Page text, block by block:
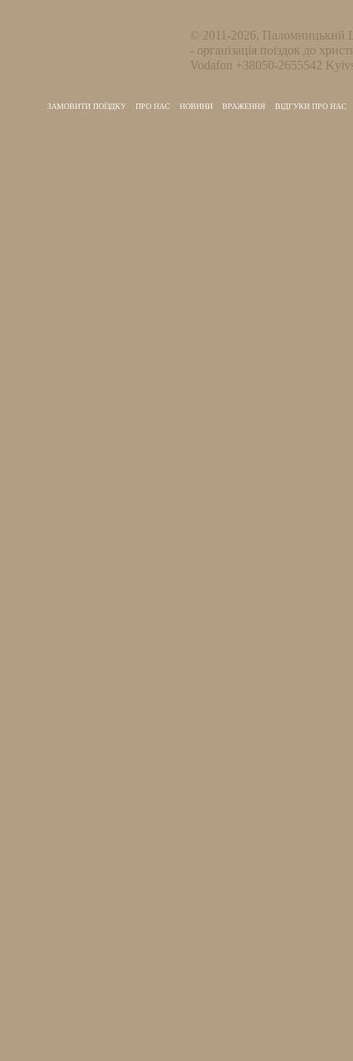
© 2011-2026, Паломницький
- організація поїздок до
Vodafon +38050-2655542
ЗАМОВИТИ ПОЇЗДКУ ПРО НАС НОВИНИ ВРАЖЕННЯ ВІДГУКИ ПРО НАС